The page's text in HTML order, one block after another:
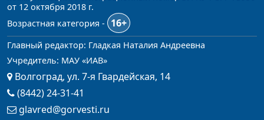
от 12 октября 2018 г.
Возрастная категория -
16+
Главный редактор: Гладкая Наталия Андреевна
Учредитель: МАУ «ИАВ»
Волгоград, ул. 7-я Гвардейская, 14
(8442) 24-31-41
glavred@gorvesti.ru